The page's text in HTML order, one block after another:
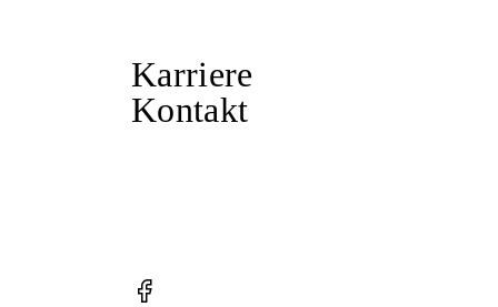
Karriere
Kontakt